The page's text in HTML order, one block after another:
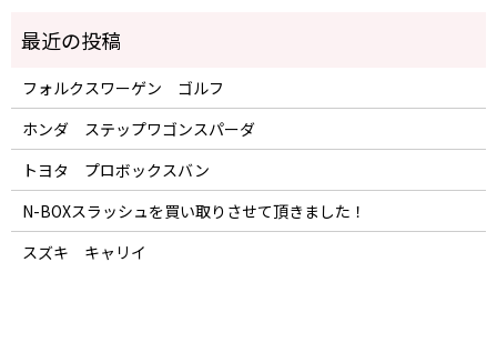
フォルクスワーゲン ゴルフ
ホンダ ステップワゴンスパーダ
トヨタ プロボックスバン
N-BOXスラッシュを買い取りさせて頂きました！
スズキ キャリイ